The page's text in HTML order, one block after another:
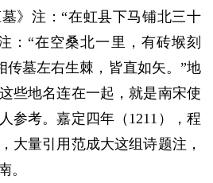
》注：“在虹县下马铺北三十
：“在空桑北一里，有砖堠刻
传墓左右生棘，皆直如矢。”地
些地名连在一起，就是南宋使
参考。嘉定四年（1211），程
大量引用范成大这组诗题注，
。